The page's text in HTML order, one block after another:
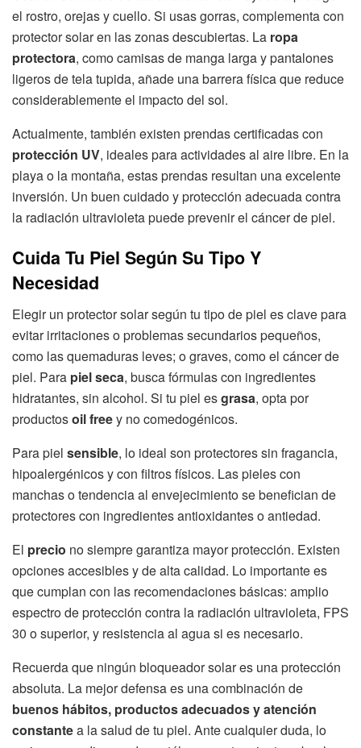
el rostro, orejas y cuello. Si usas gorras, complementa con
protector solar en las zonas descubiertas. La ropa
protectora, como camisas de manga larga y pantalones
ligeros de tela tupida, añade una barrera física que reduce
considerablemente el impacto del sol.
Actualmente, también existen prendas certificadas con
protección UV, ideales para actividades al aire libre. En la
playa o la montaña, estas prendas resultan una excelente
inversión. Un buen cuidado y protección adecuada contra
la radiación ultravioleta puede prevenir el cáncer de piel.
Cuida Tu Piel Según Su Tipo Y
Necesidad
Elegir un protector solar según tu tipo de piel es clave para
evitar irritaciones o problemas secundarios pequeños,
como las quemaduras leves; o graves, como el cáncer de
piel. Para piel seca, busca fórmulas con ingredientes
hidratantes, sin alcohol. Si tu piel esgrasa, opta por
productosoil freey no comedogénicos.
Para piel sensible, lo ideal son protectores sin fragancia,
hipoalergénicos y con filtros físicos. Las pieles con
manchas o tendencia al envejecimiento se benefician de
protectores con ingredientes antioxidantes o antiedad.
El precio no siempre garantiza mayor protección. Existen
opciones accesibles y de alta calidad. Lo importante es
que cumplan con las recomendaciones básicas: amplio
espectro de protección contra la radiación ultravioleta, FPS
30 o superior, y resistencia al agua si es necesario.
Recuerda que ningún bloqueador solar es una protección
absoluta. La mejor defensa es una combinación de
buenos hábitos, productos adecuados y atención
constantea la salud de tu piel. Ante cualquier duda, lo